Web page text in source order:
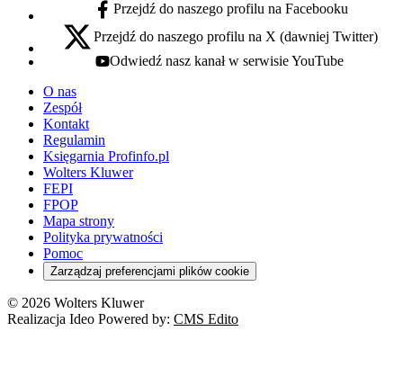
facebook - otwiera się w nowej karcie
Przejdź do naszego profilu na Facebooku
x - otwiera się w nowej karcie
Przejdź do naszego profilu na X (dawniej Twitter)
youtube - otwiera się w nowej karcie
Odwiedź nasz kanał w serwisie YouTube
O nas
Zespół
Kontakt
Regulamin
Księgarnia Profinfo.pl
Wolters Kluwer
FEPI
FPOP
Mapa strony
Polityka prywatności
Pomoc
Zarządzaj preferencjami plików cookie
© 2026 Wolters Kluwer
Realizacja Ideo Powered by: CMS Edito